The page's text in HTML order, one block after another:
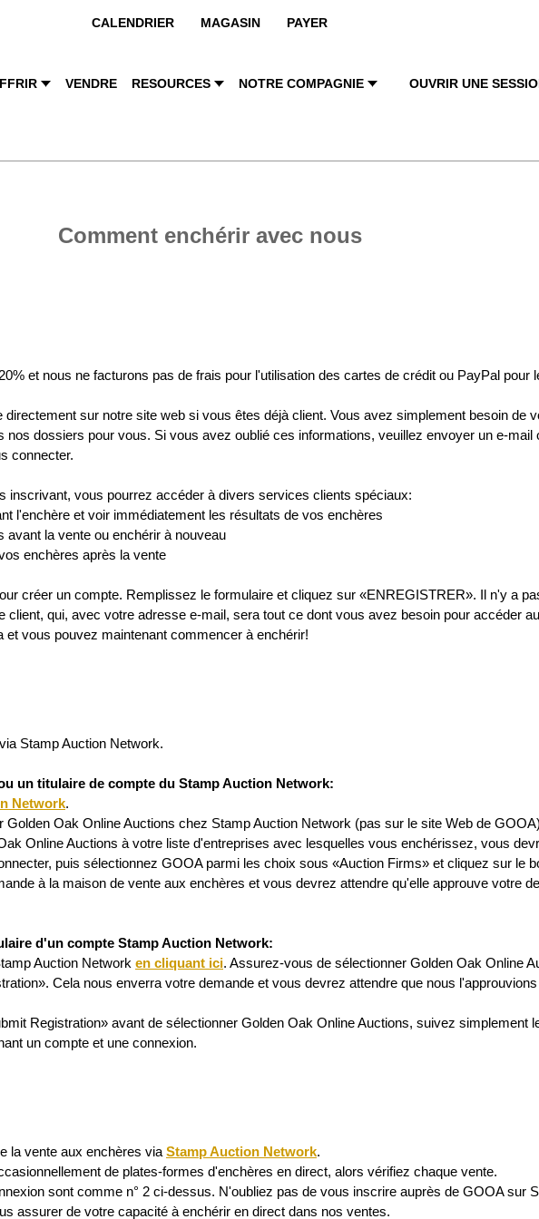
CALENDRIER MAGASIN PAYER
VENDRE RESOURCES NOTRE COMPAGNIE OUVRIR UNE
Comment enchérir avec nous
et nous ne facturons pas de frais pour l'utilisation des cartes de crédit ou PayPal pour
sur notre site web si vous êtes déjà client. Vous avez simplement besoin de
nos dossiers pour vous. Si vous avez oublié ces informations, veuillez envoyer un e-mail
connecter.
inscrivant, vous pourrez accéder à divers services clients spéciaux:
l'enchère et voir immédiatement les résultats de vos enchères
la vente ou enchérir à nouveau
enchères après la vente
créer un compte. Remplissez le formulaire et cliquez sur «ENREGISTRER». Il n'y a
client, qui, avec votre adresse e-mail, sera tout ce dont vous avez besoin pour accéder
et vous pouvez maintenant commencer à enchérir!
Stamp Auction Network.
un titulaire de compte du Stamp Auction Network:
Network.
Golden Oak Online Auctions chez Stamp Auction Network (pas sur le site Web de
Online Auctions à votre liste d'entreprises avec lesquelles vous enchérissez, vous
puis sélectionnez GOOA parmi les choix sous «Auction Firms» et cliquez sur le
à la maison de vente aux enchères et vous devrez attendre qu'elle approuve votre
d'un compte Stamp Auction Network:
Auction Network en cliquant ici. Assurez-vous de sélectionner Golden Oak Online
Cela nous enverra votre demande et vous devrez attendre que nous
Registration» avant de sélectionner Golden Oak Online Auctions, suivez simplement
un compte et une connexion.
la vente aux enchères via Stamp Auction Network.
de plates-formes d'enchères en direct, alors vérifiez chaque vente.
sont comme n° 2 ci-dessus. N'oubliez pas de vous inscrire auprès de GOOA sur
assurer de votre capacité à enchérir en direct dans nos ventes.